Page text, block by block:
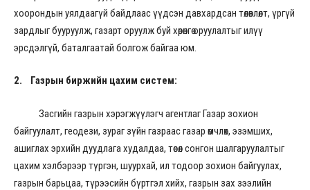
хоорондын уялдаагүй байдлаас үүдсэн давхардсан төлөвлөлт, үргүй
зардлыг бууруулж, газарт оруулж буй хөрөнгө оруулалтыг илүү
эрсдэлгүй, баталгаатай болгож байгаа юм.
2. Газрын биржийн цахим систем:
Засгийн газрын хэрэгжүүлэгч агентлаг Газар зохион
байгуулалт, геодези, зураг зүйн газраас газар өмчлөх, эзэмших,
ашиглах эрхийн дуудлага худалдаа, төсөл сонгон шалгаруулалтыг
цахим хэлбэрээр түргэн, шуурхай, ил тодоор зохион байгуулах,
газрын барьцаа, түрээсийн бүртгэл хийх, газрын зах зээлийн